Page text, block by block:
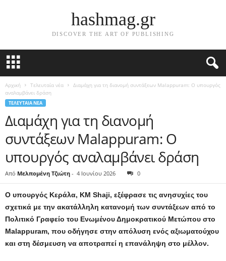
hashmag.gr
DISCOVER THE ART OF PUBLISHING
Αρχική Τελευταία νέα
Διαμάχη για τη διανομή συντάξεων Malappuram: Ο υπουργός
αναλαμβάνει δράση
ΤΕΛΕΥΤΑΊΑ ΝΈΑ
Διαμάχη για τη διανομή
συντάξεων Malappuram: Ο
υπουργός αναλαμβάνει δράση
Από Μελπομένη Τζιώτη - 4 Ιουνίου 2026 0
Ο υπουργός Κεράλα, KM Shaji, εξέφρασε τις ανησυχίες του
σχετικά με την ακατάλληλη κατανομή των συντάξεων από το
Πολιτικό Γραφείο του Ενωμένου Δημοκρατικού Μετώπου στο
Malappuram, που οδήγησε στην απόλυση ενός αξιωματούχου
και στη δέσμευση να αποτραπεί η επανάληψη στο μέλλον.